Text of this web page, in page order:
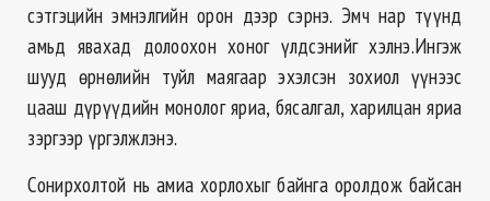
сэтгэцийн эмнэлгийн орон дээр сэрнэ. Эмч нар түүнд
амьд явахад долоохон хоног үлдсэнийг хэлнэ.Ингэж
шууд өрнөлийн туйл маягаар эхэлсэн зохиол үүнээс
цааш дүрүүдийн монолог яриа, бясалгал, харилцан яриа
зэргээр үргэлжлэнэ.
Сонирхолтой нь амиа хорлохыг байнга оролдож байсан